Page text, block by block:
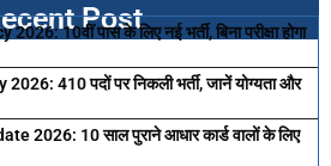
Post
10वीं पास के लिए नई भर्ती, बिना परीक्षा होगा
410 पदों पर निकली भर्ती, जानें योग्यता और
2026: 10 साल पुराने आधार कार्ड वालों के लिए